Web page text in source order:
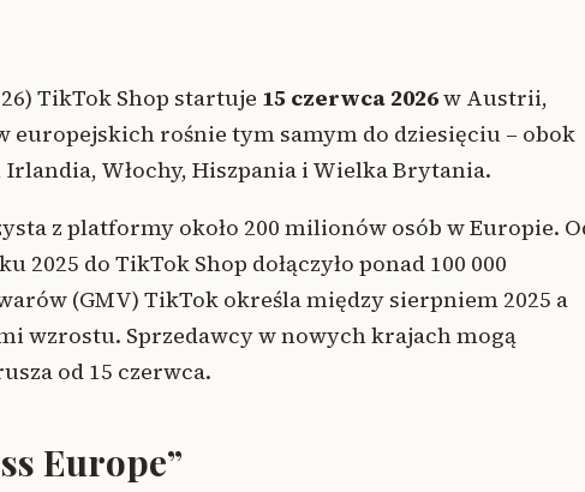
TikTok Shop startuje 15 czerwca 2026w Austrii,
europejskich rośnie tym samym do dziesięciu – obok
Włochy, Hiszpania i Wielka Brytania.
z platformy około 200 milionów osób w Europie.
2025 do TikTok Shop dołączyło ponad 100 000
(GMV) TikTok określa między sierpniem 2025 a
wzrostu. Sprzedawcy w nowych krajach mogą
od 15 czerwca.
Europe”